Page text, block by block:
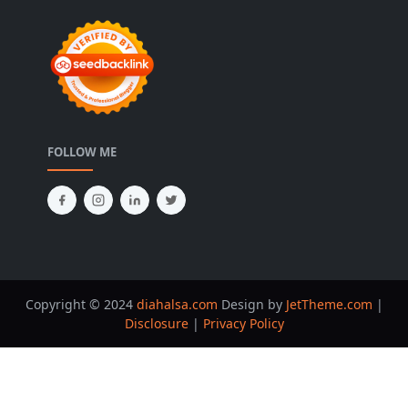
FOLLOW ME
Copyright © 2024 diahalsa.com Design by JetTheme.com |
Disclosure| Privacy Policy